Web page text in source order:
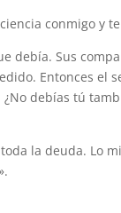
conmigo y
debía. Sus
Entonces el
debías tú
la deuda. Lo